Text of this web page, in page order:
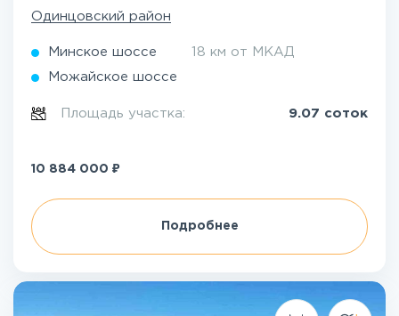
Одинцовский район
Минское шоссе 18 км от МКАД
Можайское шоссе
Площадь участка: 9.07 соток
10 884 000 ₽
Подробнее